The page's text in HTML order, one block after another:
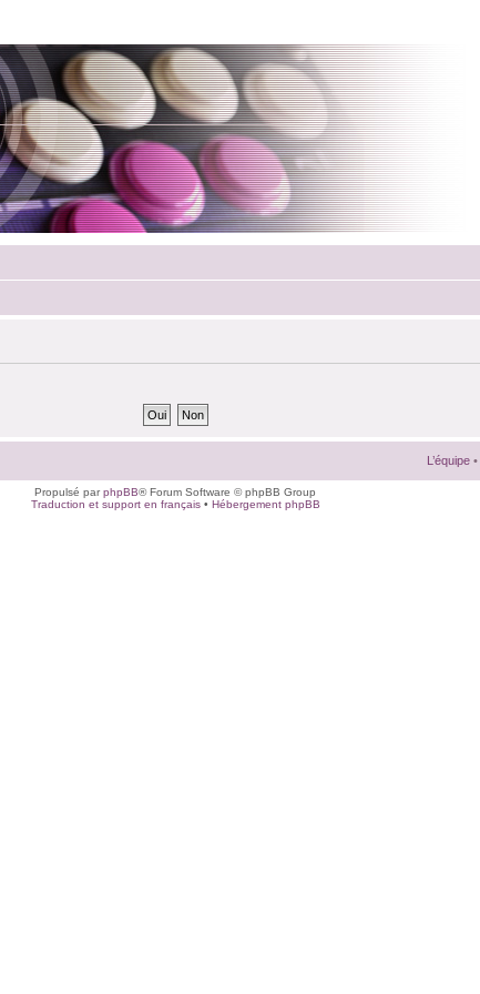
L’équipe •
Propulsé parphpBB® Forum Software © phpBB Group
Traduction et support en français• Hébergement phpBB